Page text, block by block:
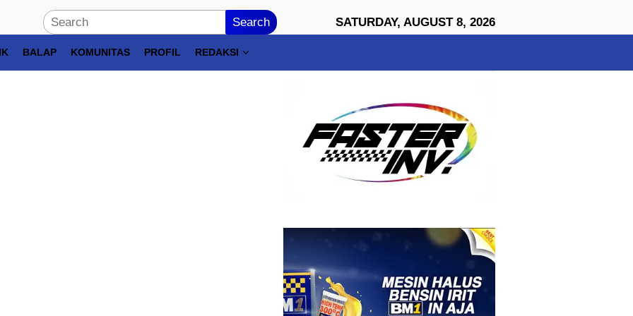
Search SATURDAY, AUGUST 8, 2026
BALAP KOMUNITAS PROFIL REDAKSI